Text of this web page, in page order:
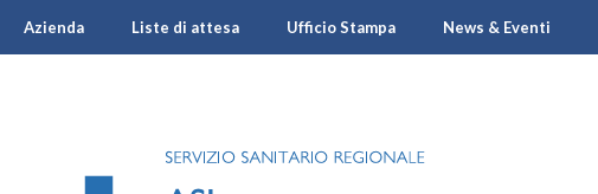
Azienda Liste di attesa Ufficio Stampa News & Eventi